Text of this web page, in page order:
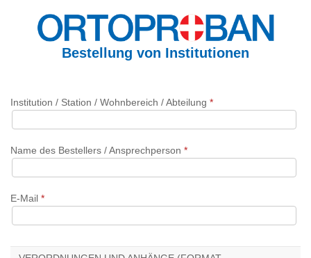
Bestellung von Institutionen
Institution / Station / Wohnbereich / Abteilung *
Name des Bestellers / Ansprechperson *
E-Mail *